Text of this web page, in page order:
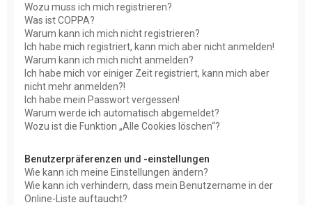
Wozu muss ich mich registrieren?
Was ist COPPA?
Warum kann ich mich nicht registrieren?
Ich habe mich registriert, kann mich aber nicht anmelden!
Warum kann ich mich nicht anmelden?
Ich habe mich vor einiger Zeit registriert, kann mich aber
nicht mehr anmelden?!
Ich habe mein Passwort vergessen!
Warum werde ich automatisch abgemeldet?
Wozu ist die Funktion „Alle Cookies löschen“?
Benutzerpräferenzen und -einstellungen
Wie kann ich meine Einstellungen ändern?
Wie kann ich verhindern, dass mein Benutzername in der
Online-Liste auftaucht?